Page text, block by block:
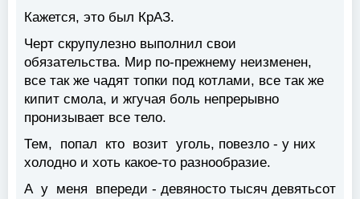
Кажется, это был КрАЗ.
Черт скрупулезно выполнил свои
обязательства. Мир по-прежнему неизменен,
все так же чадят топки под котлами, все так же
кипит смола, и жгучая боль непрерывно
пронизывает все тело.
Тем, попал кто возит уголь, повезло - у них
холодно и хоть какое-то разнообразие.
А у меня впереди - девяносто тысяч девятьсот